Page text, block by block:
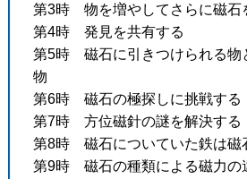
第3時 物を増やしてさらに磁石
第4時 発見を共有する
第5時 磁石に引きつけられる物
物
第6時 磁石の極探しに挑戦する
第7時 方位磁針の謎を解決する
第8時 磁石についていた鉄は磁
第9時 磁石の種類による磁力の